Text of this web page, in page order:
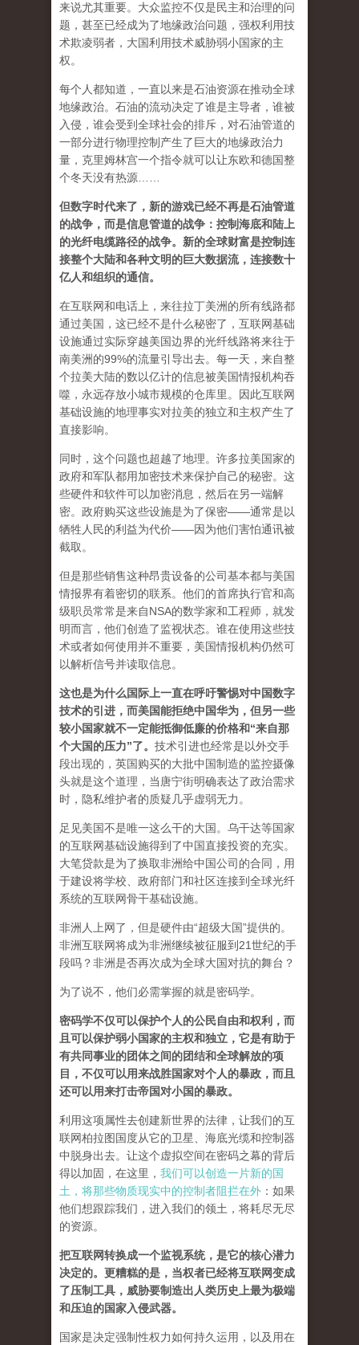
来说尤其重要。大众监控不仅是民主和治理的问
题，甚至已经成为了地缘政治问题，强权利用技
术欺凌弱者，大国利用技术威胁弱小国家的主
权。
每个人都知道，一直以来是石油资源在推动全球
地缘政治。石油的流动决定了谁是主导者，谁被
入侵，谁会受到全球社会的排斥，对石油管道的
一部分进行物理控制产生了巨大的地缘政治力
量，克里姆林宫一个指令就可以让东欧和德国整
个冬天没有热源……
但数字时代来了，新的游戏已经不再是石油管道
的战争，而是信息管道的战争：控制海底和陆上
的光纤电缆路径的战争。新的全球财富是控制连
接整个大陆和各种文明的巨大数据流，连接数十
亿人和组织的通信。
在互联网和电话上，来往拉丁美洲的所有线路都
通过美国，这已经不是什么秘密了，互联网基础
设施通过实际穿越美国边界的光纤线路将来往于
南美洲的99%的流量引导出去。每一天，来自整
个拉美大陆的数以亿计的信息被美国情报机构吞
噬，永远存放小城市规模的仓库里。因此互联网
基础设施的地理事实对拉美的独立和主权产生了
直接影响。
同时，这个问题也超越了地理。许多拉美国家的
政府和军​​队都用加密技术来保护自己的秘密。这
些硬件和软件可以加密消息，然后在另一端解
密。政府购买这些设施是为了保密——通常是以
牺牲人民的利益为代价——因为他们害怕通讯被
截取。
但是那些销售这种昂贵设备的公司基本都与美国
情报界有着密切的联系。他们的首席执行官和高
级职员常常是来自NSA的数学家和工程师，就发
明而言，他们创造了监视状态。谁在使用这些技
术或者如何使用并不重要，美国情报机构仍然可
以解析信号并读取信息。
这也是为什么国际上一直在呼吁警惕对中国数字
技术的引进，而美国能拒绝中国华为，但另一些
较小国家就不一定能抵御低廉的价格和“来自那
个大国的压力”了。 技术引进也经常是以外交手
段出现的，英国购买的大批中国制造的监控摄像
头就是这个道理，当唐宁街明确表达了政治需求
时，隐私维护者的质疑几乎虚弱无力。
足见美国不是唯一这么干的大国。乌干达等国家
的互联网基础设施得到了中国直接投资的充实。
大笔贷款是为了换取非洲给中国公司的合同，用
于建设将学校、政府部门和社区连接到全球光纤
系统的互联网骨干基础设施。
非洲人上网了，但是硬件由“超级大国”提供的。
非洲互联网将成为非洲继续被征服到21世纪的手
段吗？非洲是否再次成为全球大国对抗的舞台？
为了说不，他们必需掌握的就是密码学。
密码学不仅可以保护个人的公民自由和权利，而
且可以保护弱小国家的主权和独立，它是有助于
有共同事业的团体之间的团结和全球解放的项
目，不仅可以用来战胜国家对个人的暴政，而且
还可以用来打击帝国对小国的暴政。
利用这项属性去创建新世界的法律，让我们的互
联网柏拉图国度从它的卫星、海底光缆和控制器
中脱身出去。让这个虚拟空间在密码之幕的背后
得以加固，在这里， 我们可以创造一片新的国
土，将那些物质现实中的控制者阻拦在外 ：如果
他们想跟踪我们，进入我们的领土，将耗尽无尽
的资源。
把互联网转换成一个监视系统，是它的核心潜力
决定的。更糟糕的是，当权者已经将互联网变成
了压制工具，威胁要制造出人类历史上最为极端
和压迫的国家入侵武器。
国家是决定强制性权力如何持久运用，以及用在